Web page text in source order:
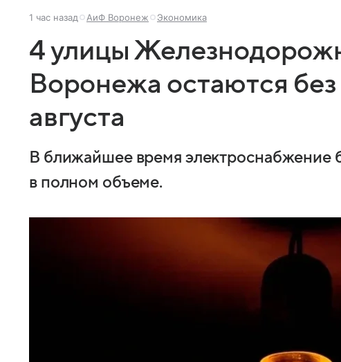
1 час назад АиФ Воронеж Экономика
4 улицы
Воронежа остаются без
августа
В ближайшее время электроснабжение
в полном объеме.